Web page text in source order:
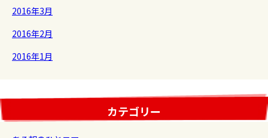
2016年3月
2016年2月
2016年1月
カテゴリー